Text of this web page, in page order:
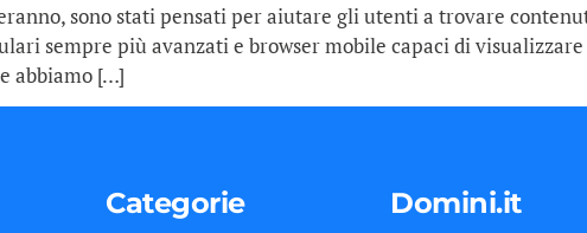
sono stati pensati per aiutare gli utenti a trovare
sempre più avanzati e browser mobile capaci di
abbiamo […]
Categorie Domini.it